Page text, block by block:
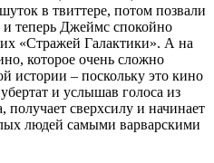
в твиттере, потом позвали
и теперь Джеймс спокойно
«Стражей Галактики». А на
которое очень сложно
истории – поскольку это кино
и услышав голоса из
получает сверхсилу и начинает
людей самыми варварскими